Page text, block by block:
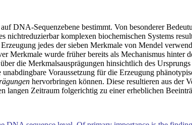
DNA-Sequenzebene bestimmt. Von besonderer
komplexen biochemischen Systems
jedes der sieben Merkmale von Mendel
Merkmale wurde früher bereits als Mechanismus hinter
die Merkmalsausprägungen hinsichtlich des
Voraussetzung für die Erzeugung
hervorbringen können. Diese resultieren aus der
langen Zeitraum folgerichtig zu einer erheblichen